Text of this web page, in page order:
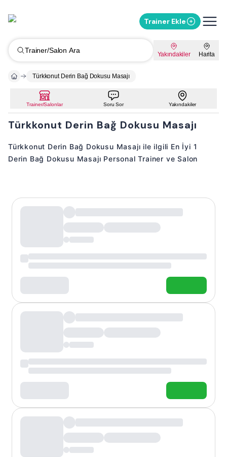
Trainer Ekle
Trainer/Salon Ara Yakındakiler Harita
Türkkonut Derin Bağ Dokusu Masajı
Trainer/Salonlar Soru Sor Yakındakiler
Türkkonut Derin Bağ Dokusu Masajı
Türkkonut Derin Bağ Dokusu Masajı ile ilgili En İyi 1
Derin Bağ Dokusu Masajı Personal Trainer ve Salon